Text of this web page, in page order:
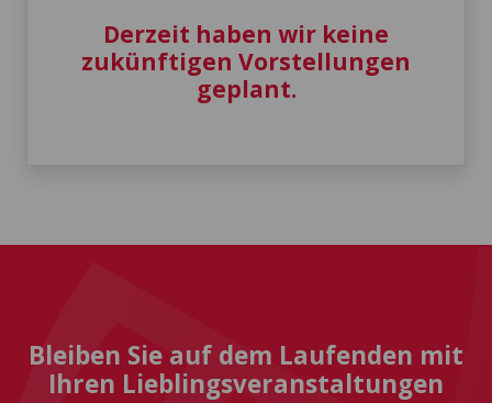
Derzeit haben wir keine
zukünftigen Vorstellungen
geplant.
Bleiben Sie auf dem Laufenden mit
Ihren Lieblingsveranstaltungen